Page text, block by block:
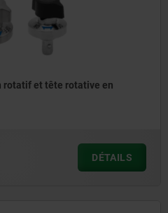
rotatif et tête rotative en
DÉTAILS